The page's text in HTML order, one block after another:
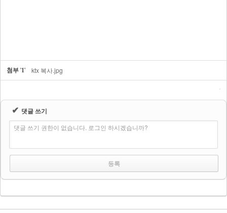
첨부'1' ktx 복사.jpg
✔ 댓글 쓰기
댓글 쓰기 권한이 없습니다. 로그인 하시겠습니까?